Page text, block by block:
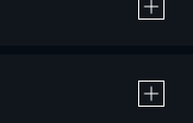
る作品の購入 / レンタルです。
、20％のポイント還元です。